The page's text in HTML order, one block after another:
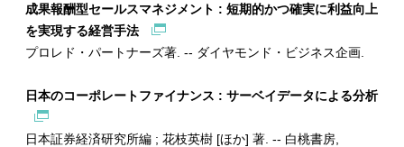
成果報酬型セールスマネジメント : 短期的かつ確実に利益向上
を実現する経営手法
プロレド・パートナーズ著. -- ダイヤモンド・ビジネス企画.
日本のコーポレートファイナンス : サーベイデータによる分析
日本証券経済研究所編 ; 花枝英樹 [ほか] 著. -- 白桃書房,